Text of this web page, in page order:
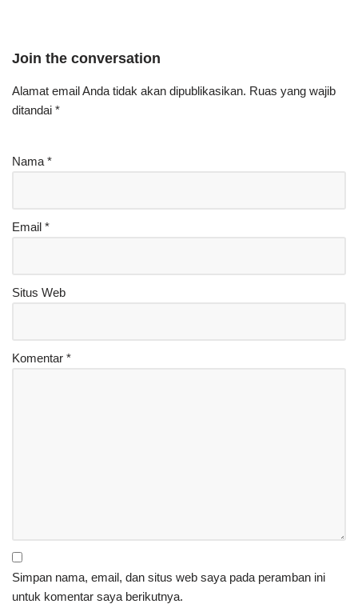
Join the conversation
Alamat email Anda tidak akan dipublikasikan. Ruas yang wajib
ditandai *
Nama *
Email *
Situs Web
Komentar *
Simpan nama, email, dan situs web saya pada peramban ini
untuk komentar saya berikutnya.